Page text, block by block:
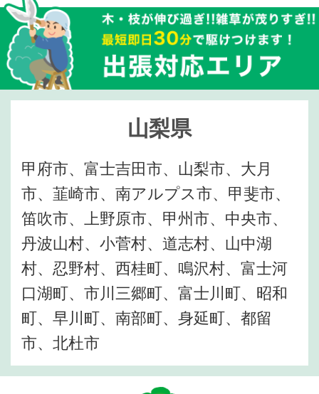
山梨県
甲府市、富士吉田市、山梨市、大月
市、韮崎市、南アルプス市、甲斐市、
笛吹市、上野原市、甲州市、中央市、
丹波山村、小菅村、道志村、山中湖
村、忍野村、西桂町、鳴沢村、富士河
口湖町、市川三郷町、富士川町、昭和
町、早川町、南部町、身延町、都留
市、北杜市